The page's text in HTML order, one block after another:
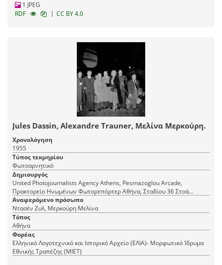
1 JPEG
RDF
| CC BY 4.0
Jules Dassin, Alexandre Trauner, Μελίνα Μερκούρη.
Χρονολόγηση
1955
Τύπος τεκμηρίου
Φωτοαρνητικό
Δημιουργός
United Photojournalists Agency Athens, Pesmazoglou Arcade,
Πρακτορείο Ηνωμένων Φωτορεπόρτερ Αθήνα, Σταδίου 36 Στοά
Πεσμαζόγλου, τηλ. 22-348
Αναφερόμενο πρόσωπο
Ντασέν Ζυλ, Μερκούρη Μελίνα
Τόπος
Αθήνα
Φορέας
Ελληνικό Λογοτεχνικό και Ιστορικό Αρχείο (ΕΛΙΑ)- Μορφωτικό Ίδρυμα
Εθνικής Τραπέζης (ΜΙΕΤ)